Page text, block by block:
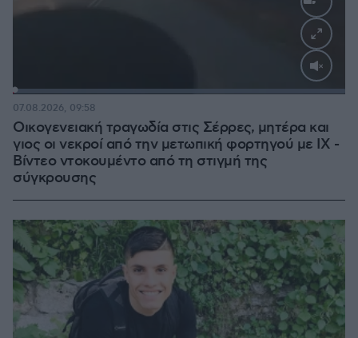
Loaded:
Οικογενειακή τραγωδία στις Σέρρες, μητέρα και
γιος οι νεκροί από την μετωπική φορτηγού με ΙΧ -
Βίντεο ντοκουμέντο από τη στιγμή της
σύγκρουσης
07.08.2026, 09:58